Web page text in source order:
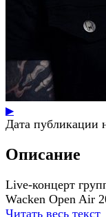
▶
Дата публикации
Описание
Live-концерт
Wacken Open Air
Читать весь текст